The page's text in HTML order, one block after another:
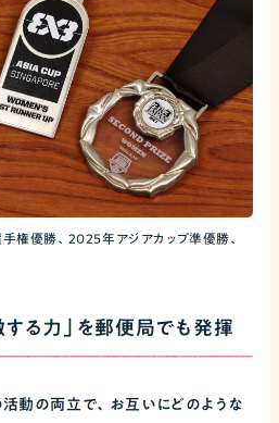
権優勝、2025年アジアカップ準優勝、
る力」を郵便局でも発揮
動の両立で、お互いにどのような